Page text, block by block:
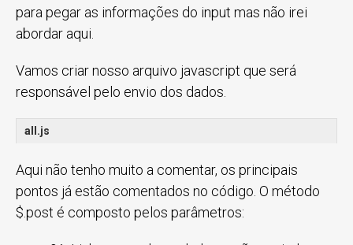
para pegar as informações do input mas não irei
abordar aqui.
Vamos criar nosso arquivo javascript que será
responsável pelo envio dos dados.
all.js
Aqui não tenho muito a comentar, os principais
pontos já estão comentados no código. O método
$.post é composto pelos parâmetros: